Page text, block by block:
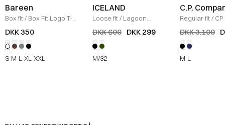
Bareen
Box fit/ Box Fit Logo T-
shirt /WHITE
DKK 350
S M L XL XXL
ICELAND
Loose fit/ Lagoon
Bukser / BLACK
DKK 600 DKK 299
M/32
C.P.
Regular fit/
Jakke
SORT
DKK 3.100
M L